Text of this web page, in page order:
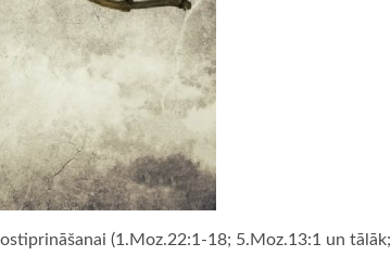
(1.Moz.22:1-18; 5.Moz.13:1 un tālāk;